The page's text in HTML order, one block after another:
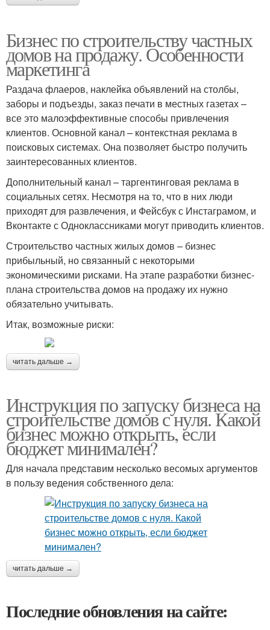
Бизнес по строительству частных
домов на продажу. Особенности
маркетинга
Раздача флаеров, наклейка объявлений на столбы,
заборы и подъезды, заказ печати в местных газетах –
все это малоэффективные способы привлечения
клиентов. Основной канал – контекстная реклама в
поисковых системах. Она позволяет быстро получить
заинтересованных клиентов.
Дополнительный канал – таргентинговая реклама в
социальных сетях. Несмотря на то, что в них люди
приходят для развлечения, и Фейсбук с Инстаграмом, и
Вконтакте с Одноклассниками могут приводить клиентов.
Строительство частных жилых домов – бизнес
прибыльный, но связанный с некоторыми
экономическими рисками. На этапе разработки бизнес-
плана строительства домов на продажу их нужно
обязательно учитывать.
Итак, возможные риски:
читать дальше →
Инструкция по запуску бизнеса на
строительстве домов с нуля. Какой
бизнес можно открыть, если
бюджет минимален?
Для начала представим несколько весомых аргументов
в пользу ведения собственного дела:
читать дальше →
Последние обновления на сайте: